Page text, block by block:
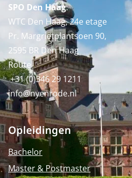
SPO Den Haag:
WTC Den Haag, 24e etage
Pr. Margrietplantsoen 90,
2595 BR Den Haag
Route
+31 (0)346 29 1211
info@nyenrode.nl
Opleidingen
Bachelor
Master & Postmaster